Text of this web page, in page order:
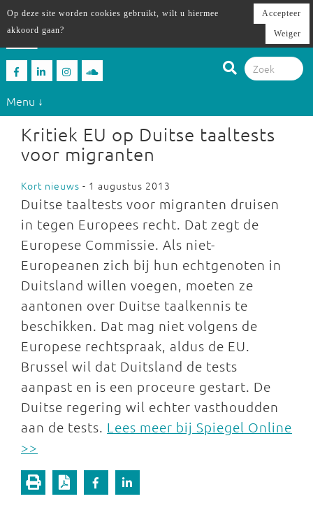
Menu ↓
Kritiek EU op Duitse taaltests
voor migranten
Kort nieuws - 1 augustus 2013
Duitse taaltests voor migranten druisen
in tegen Europees recht. Dat zegt de
Europese Commissie. Als niet-
Europeanen zich bij hun echtgenoten in
Duitsland willen voegen, moeten ze
aantonen over Duitse taalkennis te
beschikken. Dat mag niet volgens de
Europese rechtspraak, aldus de EU.
Brussel wil dat Duitsland de tests
aanpast en is een proceure gestart. De
Duitse regering wil echter vasthoudden
aan de tests. Lees meer bij Spiegel Online
>>
Op deze site worden cookies gebruikt, wilt u hiermee
akkoord gaan?
Accepteer
Weiger